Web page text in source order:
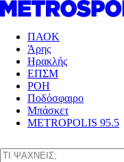
ΠΑΟΚ
Άρης
Ηρακλής
ΕΠΣΜ
ΡΟΗ
Ποδόσφαιρο
Μπάσκετ
METROPOLIS 95.5